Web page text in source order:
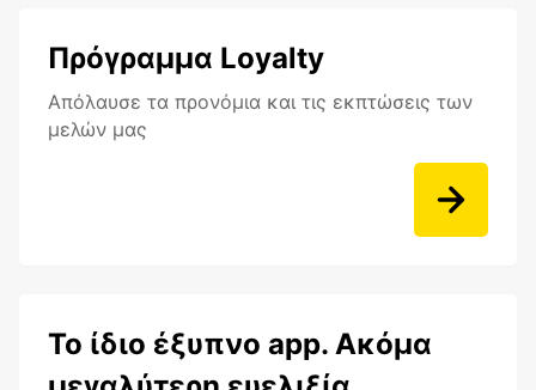
Πρόγραμμα Loyalty
Aπόλαυσε τα προνόμια και τις εκπτώσεις των
μελών μας
Το ίδιο έξυπνο app. Ακόμα